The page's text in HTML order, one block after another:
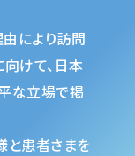
由により訪問
けて、日本
な立場で掲
と患者さまを